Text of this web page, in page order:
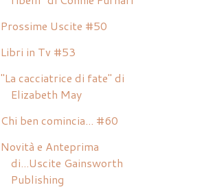
Prossime Uscite #50
Libri in Tv #53
"La cacciatrice di fate" di
Elizabeth May
Chi ben comincia... #60
Novità e Anteprima
di...Uscite Gainsworth
Publishing